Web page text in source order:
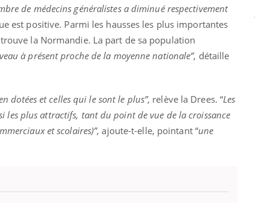
de médecins généralistes a diminué respectivement
est positive. Parmi les hausses les plus importantes
la Normandie. La part de sa population
à présent proche de la moyenne nationale”, détaille
dotées et celles qui le sont le plus”, relève la Drees. “Les
les plus attractifs, tant du point de vue de la croissance
et scolaires)”, ajoute-t-elle, pointant “une